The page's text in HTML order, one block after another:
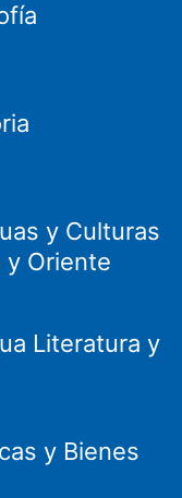
y Culturas
Oriente
Literatura y
y Bienes